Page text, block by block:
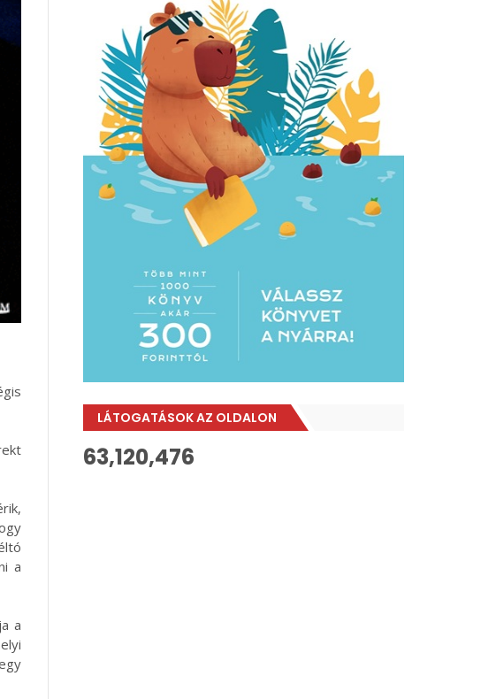
a
a
LÁTOGATÁSOK AZ OLDALON
63,120,476